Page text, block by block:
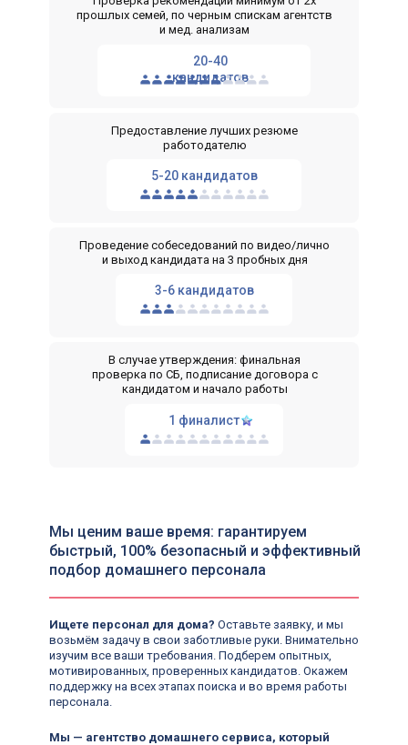
20-40
кандидатов
прошлых семей, по черным спискам агентств
и мед. анализам
5-20 кандидатов
Предоставление лучших резюме
работодателю
3-6 кандидатов
Проведение собеседований по видео/лично
и выход кандидата на 3 пробных дня
1 финалист
В случае утверждения: финальная
проверка по СБ, подписание договора с
кандидатом и начало работы
Мы — агентство домашнего сервиса, который
Ищете персонал для дома? Оставьте заявку, и мы
возьмём задачу в свои заботливые руки. Внимательно
изучим все ваши требования. Подберем опытных,
мотивированных, проверенных кандидатов. Окажем
поддержку на всех этапах поиска и во время работы
персонала.
Мы ценим ваше время: гарантируем
быстрый, 100% безопасный и эффективный
подбор домашнего персонала